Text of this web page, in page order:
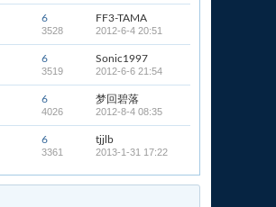
6
3528
FF3-TAMA
2012-6-4 20:51
6
3519
Sonic1997
2012-6-6 21:54
6
4026
梦回碧落
2012-8-4 08:35
6
3361
tjjlb
2013-1-31 17:22